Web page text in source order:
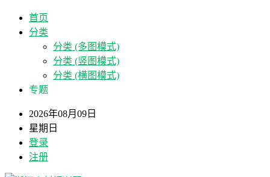
首页
分类
分类 (多图模式)
分类 (竖图模式)
分类 (横图模式)
专题
2026年08月09日
星期日
登录
注册